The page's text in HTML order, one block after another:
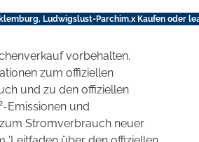
Ludwigslust-Parchim,x Kaufen oder
vorbehalten.
zum offiziellen
und zu den offiziellen
-Emissionen und
Stromverbrauch neuer